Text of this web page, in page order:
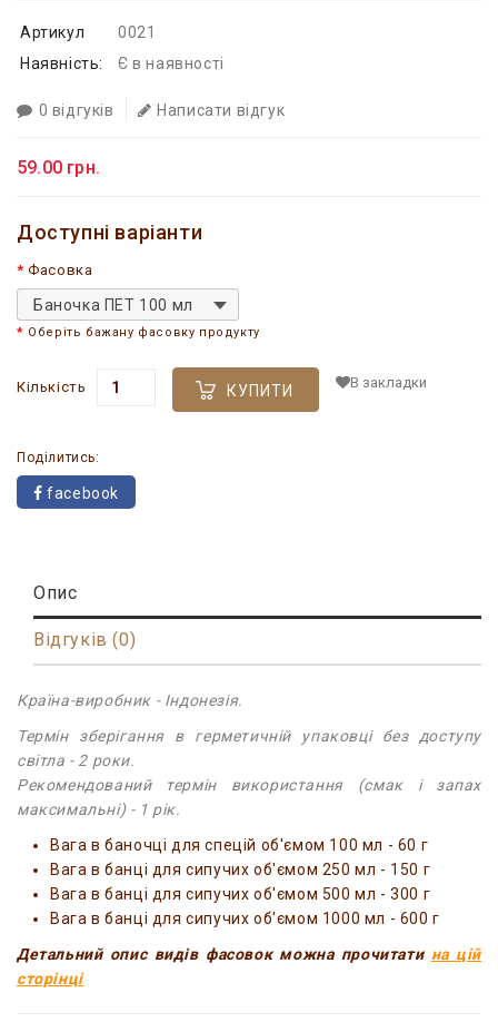
Артикул
0021
Наявність:
Є в наявності
0 відгуків Написати відгук
59.00 грн.
Доступні варіанти
Фасовка
Баночка ПЕТ 100 мл
Оберіть бажану фасовку продукту
Кількість КУПИТИ В закладки
Поділитись:
facebook
Опис
Відгуків (0)
Країна-виробник - Індонезія.
Термін зберігання в герметичній упаковці без доступу
світла - 2 роки.
Рекомендований термін використання (смак і запах
максимальні) - 1 рік.
Вага в баночці для спецій об'ємом 100 мл - 60 г
Вага в банці для сипучих об'ємом 250 мл - 150 г
Вага в банці для сипучих об'ємом 500 мл - 300 г
Вага в банці для сипучих об'ємом 1000 мл - 600 г
Детальний опис видів фасовок можна прочитати на цій
сторінці